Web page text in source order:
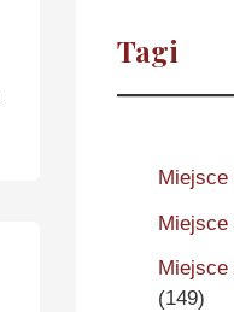
Tagi
Miejsce
(149)